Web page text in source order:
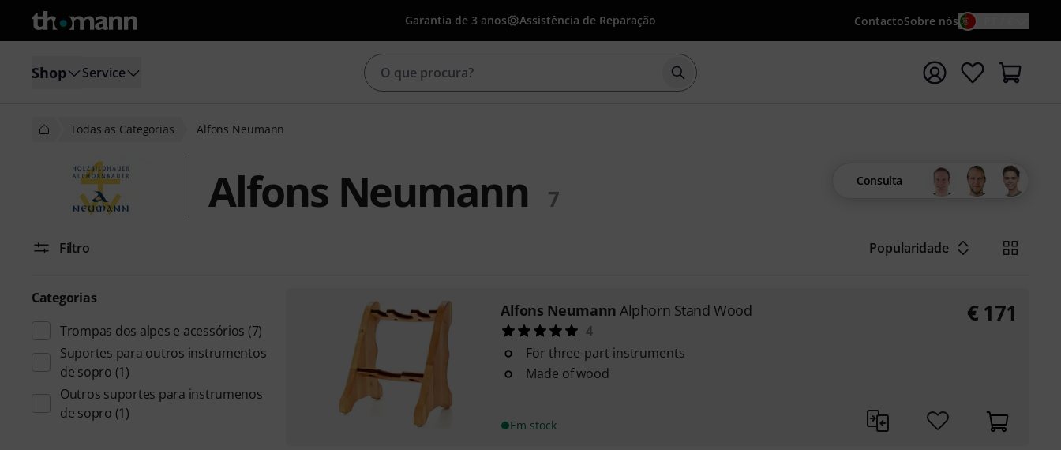
Garantia de 3 anos Assistência de Reparação ContactoSobre nós
Shop Service Iniciar pesquisa com o termo de pesquisa {searchTerm}
Todas as Categorias Alfons Neumann
Alfons Neumann 7
Consulta
Filtro Popularidade
Categorias
Trompas dos alpes e acessórios (7)
Suportes para outros instrumentos
de sopro (1)
Outros suportes para instrumenos
de sopro (1)
Alfons Neumann Alphorn Stand Wood
4
For three-part instruments
Made of wood
Em stock
€ 171